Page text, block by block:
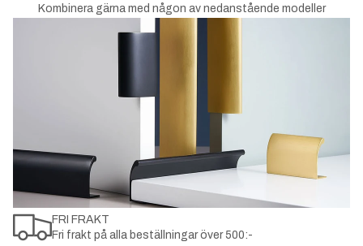
Kombinera gärna med någon av nedanstående modeller
FRI FRAKT
Fri frakt på alla beställningar över 500:-